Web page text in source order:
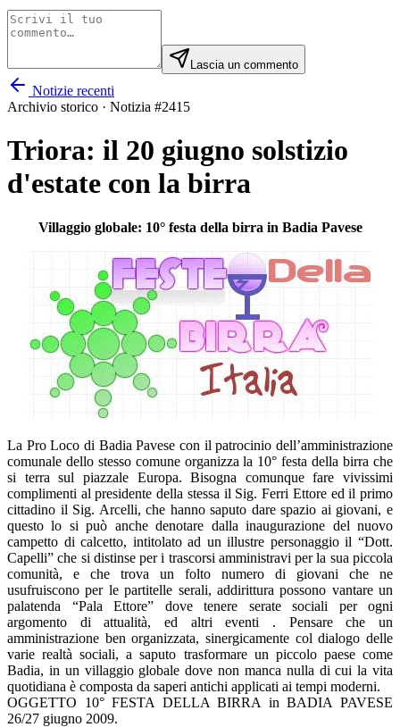
Lascia un commento
Notizie recenti
Archivio storico · Notizia #2415
Triora: il 20 giugno solstizio
d'estate con la birra
Villaggio globale: 10° festa della birra in Badia Pavese
La Pro Loco di Badia Pavese con il patrocinio dell’amministrazione
comunale dello stesso comune organizza la 10° festa della birra che
si terra sul piazzale Europa. Bisogna comunque fare vivissimi
complimenti al presidente della stessa il Sig. Ferri Ettore ed il primo
cittadino il Sig. Arcelli, che hanno saputo dare spazio ai giovani, e
questo lo si può anche denotare dalla inaugurazione del nuovo
campetto di calcetto, intitolato ad un illustre personaggio il “Dott.
Capelli” che si distinse per i trascorsi amministravi per la sua piccola
comunità, e che trova un folto numero di giovani che ne
usufruiscono per le partitelle serali, addirittura possono vantare un
palatenda “Pala Ettore” dove tenere serate sociali per ogni
argomento di attualità, ed altri eventi . Pensare che un
amministrazione ben organizzata, sinergicamente col dialogo delle
varie realtà sociali, a saputo trasformare un piccolo paese come
Badia, in un villaggio globale dove non manca nulla di cui la vita
quotidiana è composta da saperi antichi applicati ai tempi moderni.
OGGETTO 10° FESTA DELLA BIRRA in BADIA PAVESE
26/27 giugno 2009.